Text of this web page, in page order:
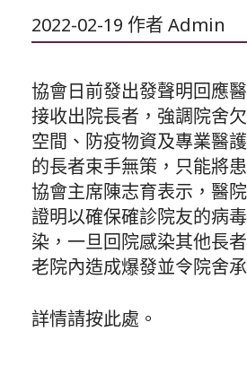
2022-02-19 作者 Admin
協會日前發出發聲明回應
接收出院長者，強調院舍
空間、防疫物資及專業醫
的長者束手無策，只能將
協會主席陳志育表示，醫
證明以確保確診院友的病
染，一旦回院感染其他長
老院內造成爆發並令院舍
詳情請按此處 。